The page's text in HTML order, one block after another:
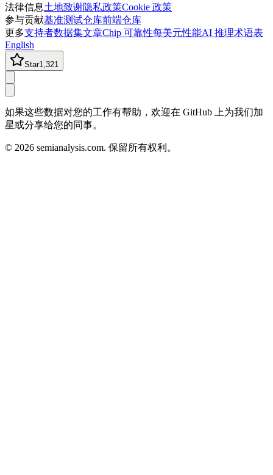
法律信息土地致谢隐私政策Cookie 政策
参与贡献基准测试仓库前端仓库
更多支持者数据集文章Chip 可靠性每美元性能AI 推理术语表
English
Star1,321
如果这些数据对您的工作有帮助，欢迎在 GitHub 上为我们加
星或分享给您的同事。
© 2026 semianalysis.com. 保留所有权利。